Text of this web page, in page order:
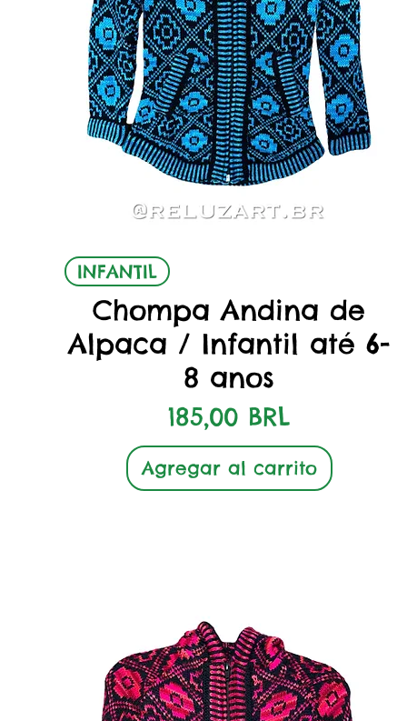
INFANTIL
Chompa Andina de
Alpaca / Infantil até 6-
8 anos
Precio
185,00 BRL
Agregar al carrito